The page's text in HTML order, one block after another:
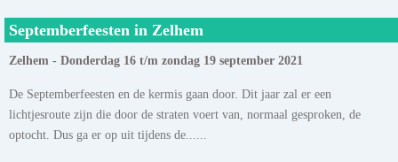
Septemberfeesten in Zelhem
Zelhem - Donderdag 16 t/m zondag 19 september 2021
De Septemberfeesten en de kermis gaan door. Dit jaar zal er een
lichtjesroute zijn die door de straten voert van, normaal gesproken, de
optocht. Dus ga er op uit tijdens de......